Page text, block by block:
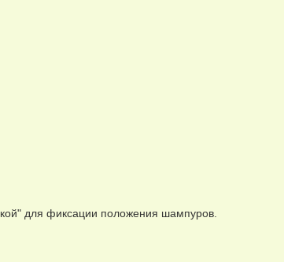
для фиксации положения шампуров.